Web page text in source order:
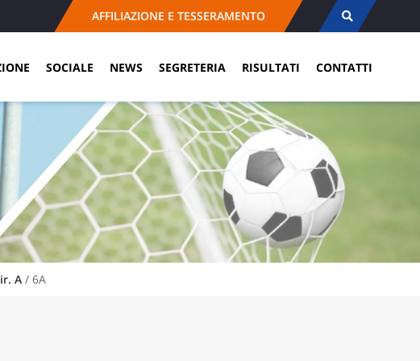
AFFILIAZIONE E TESSERAMENTO
SOCIALE NEWS SEGRETERIA RISULTATI CONTATTI
A / 6A